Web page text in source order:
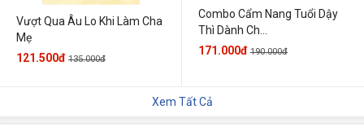
Vượt Qua Âu Lo Khi Làm Cha
Mẹ
121.500đ 135.000đ
Combo Cẩm Nang Tuổi Dậy
Thì Dành Ch...
171.000đ 190.000đ
Xem Tất Cả